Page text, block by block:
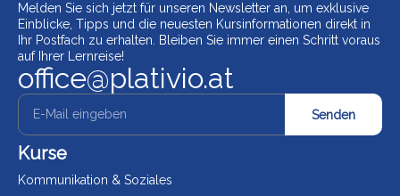
Melden Sie sich jetzt für unseren Newsletter an, um exklusive
Einblicke, Tipps und die neuesten Kursinformationen direkt in
Ihr Postfach zu erhalten. Bleiben Sie immer einen Schritt voraus
auf Ihrer Lernreise!
office@plativio.at
Senden
Kurse
Kommunikation & Soziales